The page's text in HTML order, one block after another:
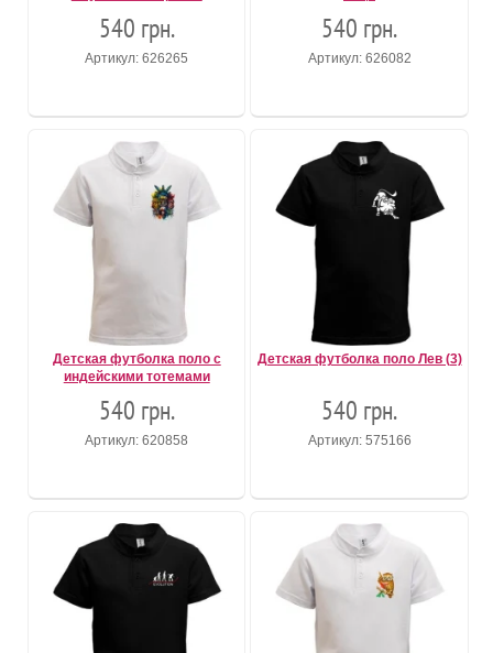
540 грн.
Артикул: 626265
540 грн.
Артикул: 626082
Детская футболка поло с
индейскими тотемами
540 грн.
Артикул: 620858
Детская футболка поло Лев (3)
540 грн.
Артикул: 575166